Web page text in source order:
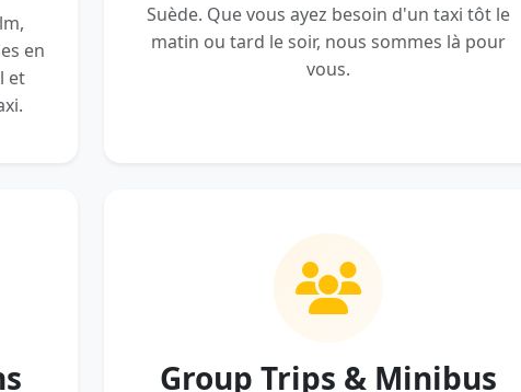
en
et
Suède. Que vous ayez besoin d'un taxi tôt le
matin ou tard le soir, nous sommes là pour
vous.
Group Trips & Minibus